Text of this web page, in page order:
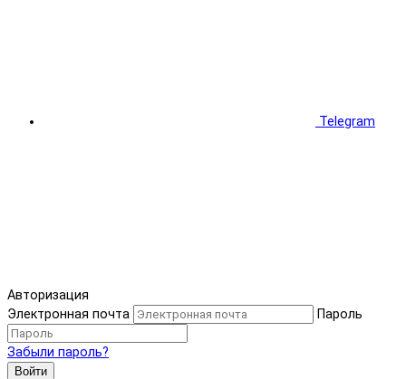
Telegram
Авторизация
Электронная почта
Пароль
Забыли пароль?
Войти